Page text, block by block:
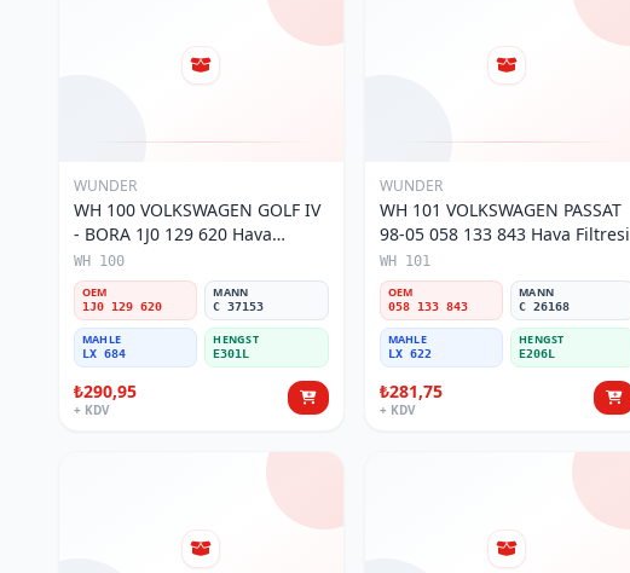
WUNDER
WH 100 VOLKSWAGEN GOLF IV
- BORA 1J0 129 620 Hava
Filtresi
WH 100
OEM
1J0 129 620
MANN
C 37153
MAHLE
LX 684
HENGST
E301L
₺290,95
+ KDV
WUNDER
WH 101 VOLKSWAGEN PASSAT
98-05 058 133 843 Hava Filtresi
WH 101
OEM
058 133 843
MANN
C 26168
MAHLE
LX 622
HENGST
E206L
₺281,75
+ KDV